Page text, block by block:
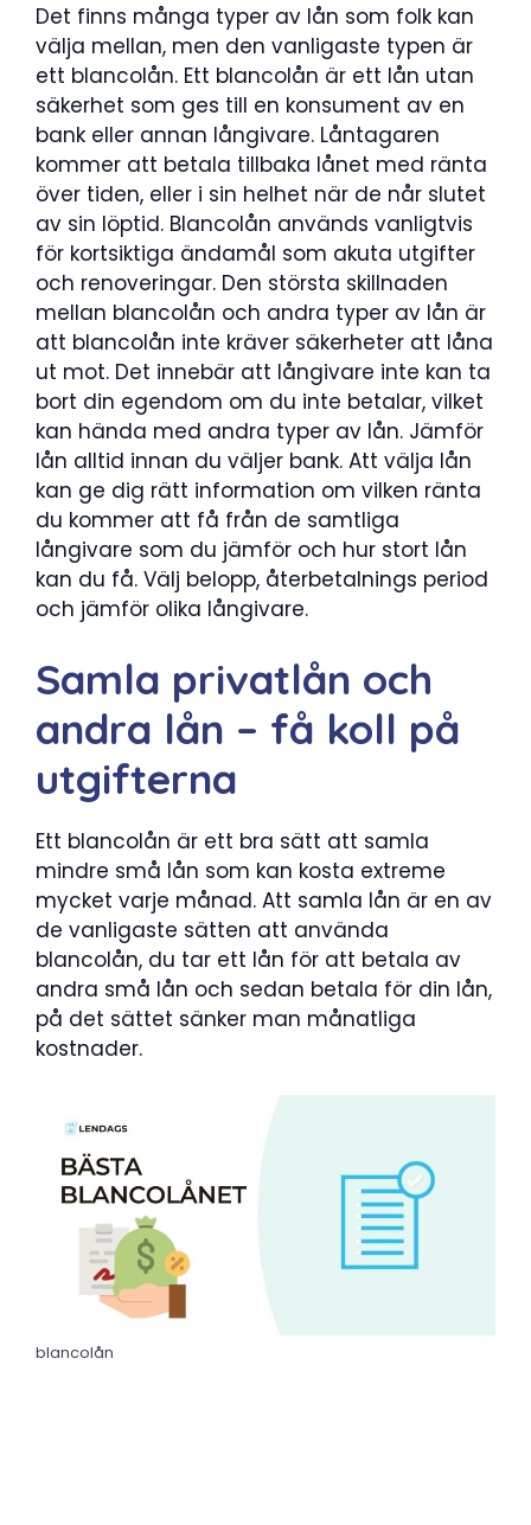
Det finns många typer av lån som folk kan
välja mellan, men den vanligaste typen är
ett blancolån. Ett blancolån är ett lån utan
säkerhet som ges till en konsument av en
bank eller annan långivare. Låntagaren
kommer att betala tillbaka lånet med ränta
över tiden, eller i sin helhet när de når slutet
av sin löptid. Blancolån används vanligtvis
för kortsiktiga ändamål som akuta utgifter
och renoveringar. Den största skillnaden
mellan blancolån och andra typer av lån är
att blancolån inte kräver säkerheter att låna
ut mot. Det innebär att långivare inte kan ta
bort din egendom om du inte betalar, vilket
kan hända med andra typer av lån. Jämför
lån alltid innan du väljer bank. Att välja lån
kan ge dig rätt information om vilken ränta
du kommer att få från de samtliga
långivare som du jämför och hur stort lån
kan du få. Välj belopp, återbetalnings period
och jämför olika långivare.
Samla privatlån och
andra lån – få koll på
utgifterna
Ett blancolån är ett bra sätt att samla
mindre små lån som kan kosta extreme
mycket varje månad. Att samla lån är en av
de vanligaste sätten att använda
blancolån, du tar ett lån för att betala av
andra små lån och sedan betala för din lån,
på det sättet sänker man månatliga
kostnader.
blancolån